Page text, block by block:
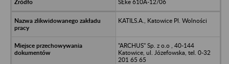
SEke 610A-12/06
KATILS.A., Katowice Pl. Wolności
"ARCHUS" Sp. z o.o , 40-144
Katowice, ul. Józefowska, tel. 0-32
201 65 65